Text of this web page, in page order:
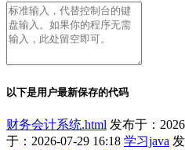
以下是用户最新保存的代码
财务会计系统.html 发布于：
于：2026-07-29 16:18 学习java